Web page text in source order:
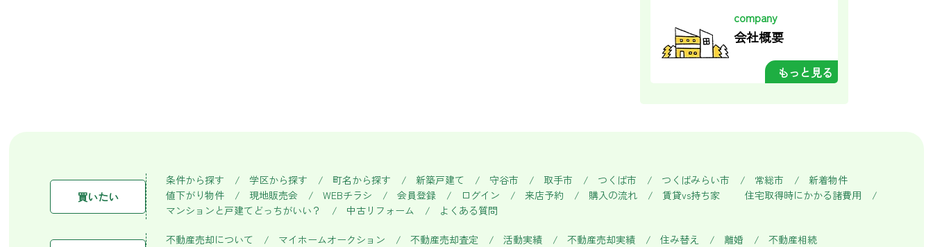
company
会社概要
もっと見る
買いたい
条件から探す 学区から探す 町名から探す 新築戸建て 守谷市 取手市 つくば市 つくばみらい市 常総市
新着物件
値下がり物件
現地販売会 WEBチラシ 会員登録 ログイン 来店予約 購入の流れ 賃貸vs持ち家
住宅取得時にかかる諸費用
マンションと戸建てどっちがいい？
中古リフォーム よくある質問
不動産売却について マイホームオークション 不動産売却査定 活動実績 不動産売却実績 住み替え 離婚
不動産相続